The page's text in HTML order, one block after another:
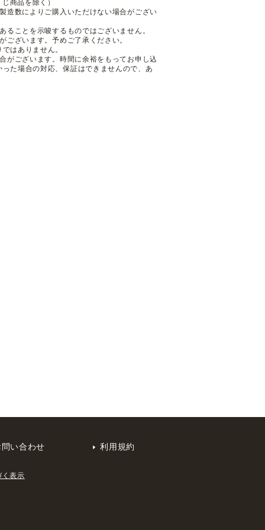
商品を除く）
造数によりご購入いただけない場合がござい
ことを示唆するものではございません。
ざいます。予めご了承ください。
はありません。
がございます。時間に余裕をもってお申し込
た場合の対応、保証はできませんので、あ
問い合わせ 利用規約
く表示